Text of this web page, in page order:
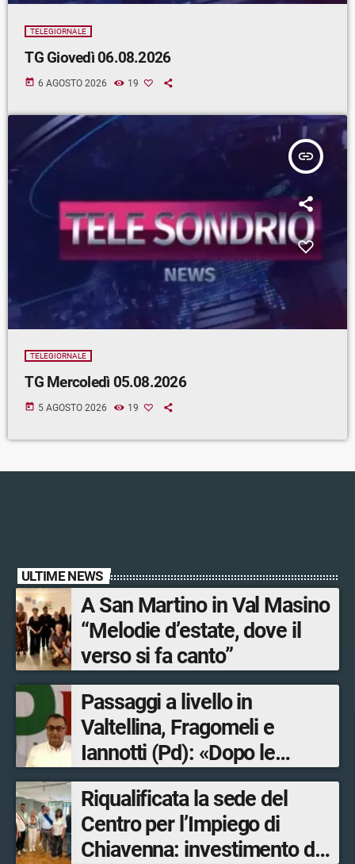
TELEGIORNALE
TG Giovedì 06.08.2026
today 6 AGOSTO 2026 19
insert_link
TELEGIORNALE
TG Mercoledì 05.08.2026
today 5 AGOSTO 2026 19
ULTIME NEWS
A San Martino in Val Masino
“Melodie d’estate, dove il
verso si fa canto”
Passaggi a livello in
Valtellina, Fragomeli e
Iannotti (Pd): «Dopo le
Olimpiadi solo un terzo delle
opere sostitutive sarà
ultimato entro il 2026»
Riqualificata la sede del
Centro per l’Impiego di
Chiavenna: investimento da